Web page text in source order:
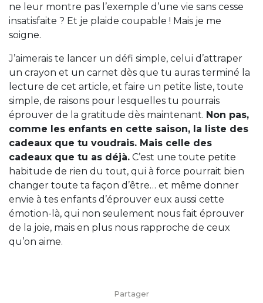
ne leur montre pas l’exemple d’une vie sans cesse
insatisfaite ? Et je plaide coupable ! Mais je me
soigne.
J’aimerais te lancer un défi simple, celui d’attraper
un crayon et un carnet dès que tu auras terminé la
lecture de cet article, et faire un petite liste, toute
simple, de raisons pour lesquelles tu pourrais
éprouver de la gratitude dès maintenant. Non pas,
comme les enfants en cette saison, la liste des
cadeaux que tu voudrais. Mais celle des
cadeaux que tu as déjà. C’est une toute petite
habitude de rien du tout, qui à force pourrait bien
changer toute ta façon d’être… et même donner
envie à tes enfants d’éprouver eux aussi cette
émotion-là, qui non seulement nous fait éprouver
de la joie, mais en plus nous rapproche de ceux
qu’on aime.
Partager